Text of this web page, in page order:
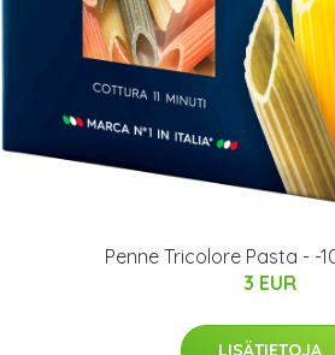
Penne Tricolore Pasta - -
3 EUR
LISÄTIETOJA